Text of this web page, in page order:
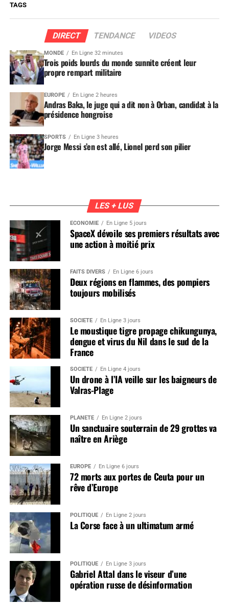
TAGS
DIRECT TENDANCE VIDEOS
MONDE En Ligne 32 minutes
Trois poids lourds du monde sunnite créent leur
propre rempart militaire
EUROPE En Ligne 2 heures
Andras Baka, le juge qui a dit non à Orban, candidat à la
présidence hongroise
SPORTS En Ligne 3 heures
Jorge Messi s’en est allé, Lionel perd son pilier
LES + LUS
ÉCONOMIE En Ligne 5 jours
SpaceX dévoile ses premiers résultats avec
une action à moitié prix
FAITS DIVERS En Ligne 6 jours
Deux régions en flammes, des pompiers
toujours mobilisés
SOCIÉTÉ En Ligne 3 jours
Le moustique tigre propage chikungunya,
dengue et virus du Nil dans le sud de la
France
SOCIÉTÉ En Ligne 4 jours
Un drone à l’IA veille sur les baigneurs de
Valras-Plage
PLANÈTE En Ligne 2 jours
Un sanctuaire souterrain de 29 grottes va
naître en Ariège
EUROPE En Ligne 6 jours
72 morts aux portes de Ceuta pour un
rêve d’Europe
POLITIQUE En Ligne 2 jours
La Corse face à un ultimatum armé
POLITIQUE En Ligne 3 jours
Gabriel Attal dans le viseur d’une
opération russe de désinformation